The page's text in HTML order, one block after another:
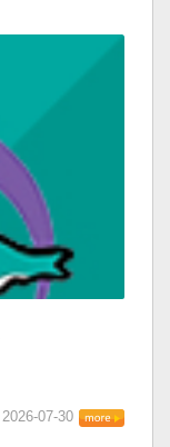
2026-07-30